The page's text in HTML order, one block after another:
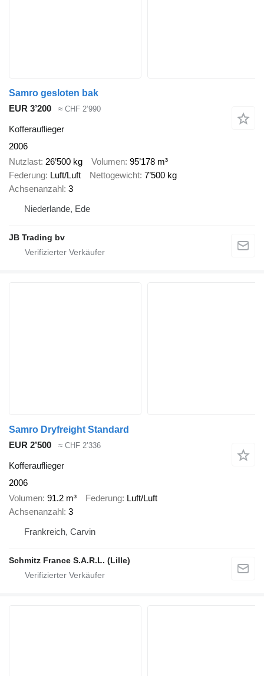
Samro gesloten bak
EUR 3’200
≈ CHF 2’990
Kofferauflieger
2006
Nutzlast 26’500 kg Volumen 95’178 m³
Federung Luft/Luft Nettogewicht 7’500 kg
Achsenanzahl 3
Niederlande, Ede
JB Trading bv
Samro Dryfreight Standard
EUR 2’500
≈ CHF 2’336
Kofferauflieger
2006
Volumen 91.2 m³ Federung Luft/Luft
Achsenanzahl 3
Frankreich, Carvin
Schmitz France S.A.R.L. (Lille)